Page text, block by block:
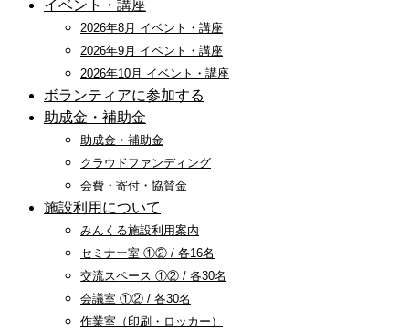
イベント・講座
2026年8月 イベント・講座
2026年9月 イベント・講座
2026年10月 イベント・講座
ボランティアに参加する
助成金・補助金
助成金・補助金
クラウドファンディング
会費・寄付・協賛金
施設利用について
みんくる施設利用案内
セミナー室 ①② / 各16名
交流スペース ①② / 各30名
会議室 ①② / 各30名
作業室（印刷・ロッカー）